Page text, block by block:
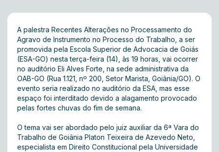
A palestra Recentes Alterações no Processamento do
Agravo de Instrumento no Processo do Trabalho, a ser
promovida pela Escola Superior de Advocacia de Goiás
(ESA-GO) nesta terça-feira (14), às 19 horas, vai ocorrer
no auditório Eli Alves Forte, na sede administrativa da
OAB-GO (Rua 1.121, nº 200, Setor Marista, Goiânia/GO). O
evento seria realizado no auditório da ESA, mas esse
espaço foi interditado devido a alagamento provocado
pelas fortes chuvas do fim de semana.
O tema vai ser abordado pelo juiz auxiliar da 6ª Vara do
Trabalho de Goiânia Platon Teixeira de Azevedo Neto,
especialista em Direito Constitucional pela Universidade